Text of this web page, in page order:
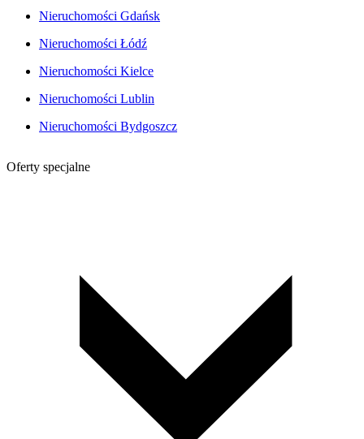
Nieruchomości Gdańsk
Nieruchomości Łódź
Nieruchomości Kielce
Nieruchomości Lublin
Nieruchomości Bydgoszcz
Oferty specjalne